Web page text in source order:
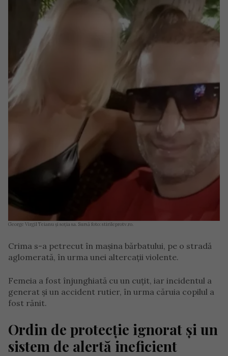
George Virgil Teianu și soția sa. Sursă foto: stirileprotv.ro.
Crima s-a petrecut în mașina bărbatului, pe o stradă
aglomerată, în urma unei altercații violente.
Femeia a fost înjunghiată cu un cuțit, iar incidentul a
generat și un accident rutier, în urma căruia copilul a
fost rănit.
Ordin de protecție ignorat și un
sistem de alertă ineficient